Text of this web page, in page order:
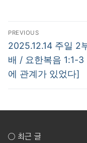
글
탐
색
PREVIOUS
Previous
post:
2025.12.14 주일 2
배 / 요한복음 1:1-3
에 관계가 있었다]
○ 최근 글